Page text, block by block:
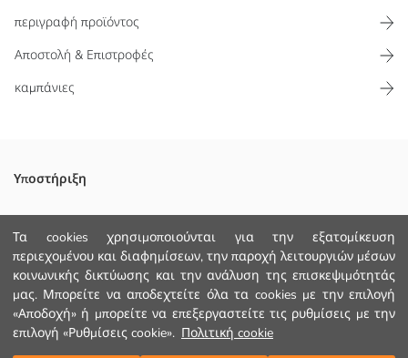
Τα cookies χρησιμοποιούνται για την εξατομίκευση
περιεχομένου και διαφημίσεων, την παροχή λειτουργιών μέσων
κοινωνικής δικτύωσης και την ανάλυση της επισκεψιμότητάς
μας. Μπορείτε να αποδεχτείτε όλα τα cookies με την επιλογή
«Αποδοχή» ή μπορείτε να επεξεργαστείτε τις ρυθμίσεις με την
επιλογή «Ρυθμίσεις cookie». Πολιτική cookie
περιγραφή προϊόντος
Αποστολή & Επιστροφές
καμπάνιες
Τσέπη με φερμουάρ
Κλείσιμο με φερμουάρ
Κυριο Υφασμα:
Πληρωση:
Φοδρα:
Φοδρα Μανικιου:
Υποστήριξη
Φόρμα Επικοινωνίας
+30 2102201080
ΒΟΗΘΕΙΑ